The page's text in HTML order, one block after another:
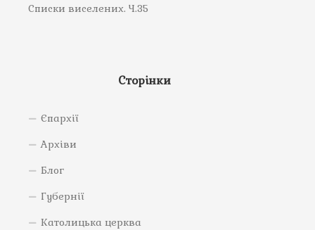
Списки виселених. Ч.35
Сторінки
Єпархії
Архіви
Блог
Губернії
Католицька церква